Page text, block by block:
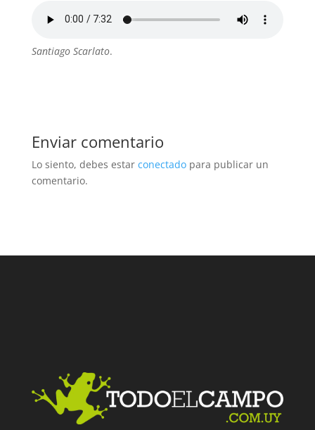
Santiago Scarlato.
Enviar comentario
Lo siento, debes estar conectadopara publicar un
comentario.
Facebook